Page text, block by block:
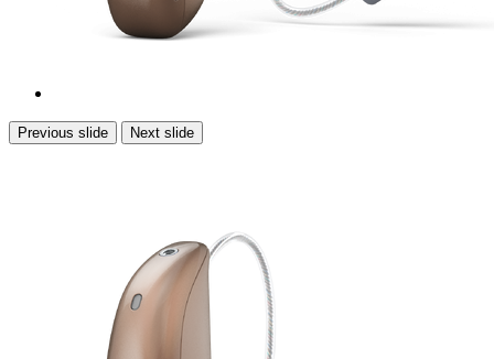
Previous slide Next slide